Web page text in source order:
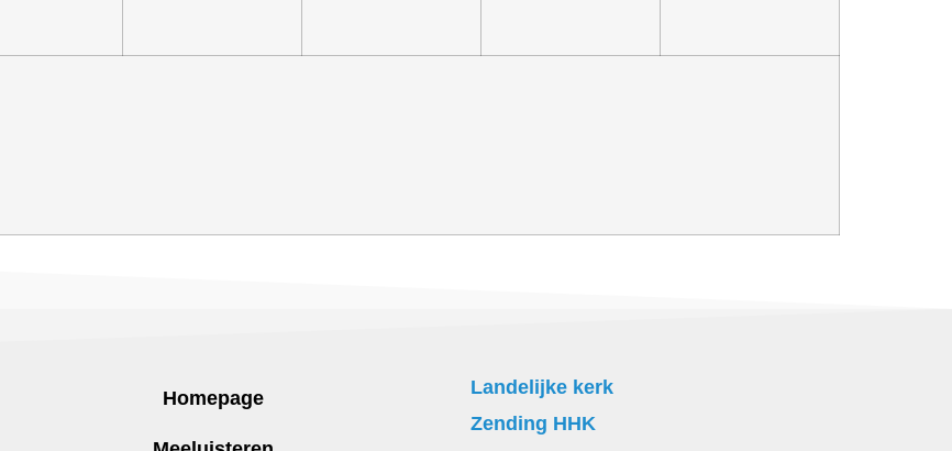
Homepage
Landelijke kerk
Zending HHK